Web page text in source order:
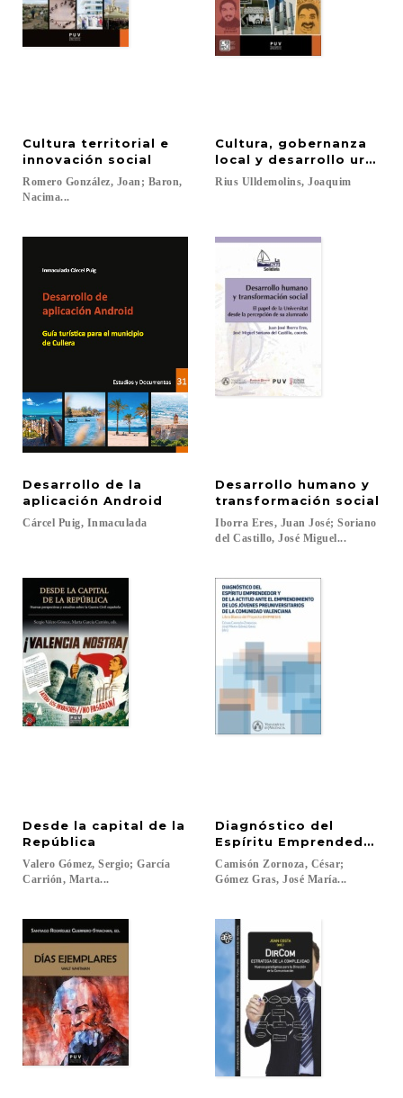
Cultura territorial e
innovación social
Romero González, Joan; Baron,
Nacima...
Cultura, gobernanza
local y desarrollo urbano
Rius Ulldemolins, Joaquim
Desarrollo de la
aplicación Android
Cárcel Puig, Inmaculada
Desarrollo humano y
transformación social
Iborra Eres, Juan José; Soriano
del Castillo, José Miguel...
Desde la capital de la
República
Valero Gómez, Sergio; García
Carrión, Marta...
Diagnóstico del
Espíritu Emprendedor y
Camisón Zornoza, César;
Gómez Gras, José María...